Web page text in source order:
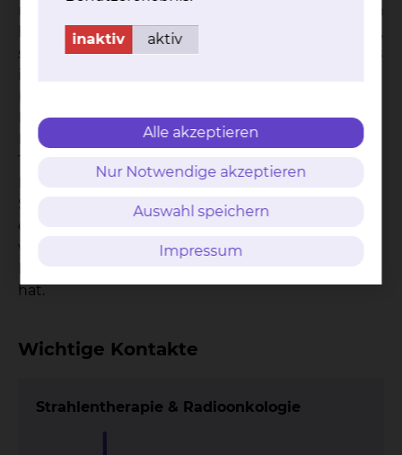
her. Sind Sie nicht auf einer Station in Behandlung,
sondern kommen immer wieder von zu Hause aus
Medizinische Versorgungszentrum (MVZ) wenden.
Hier unterstützt Sie Herr Dr. Wagner aus unserem
Team bei Problemen oder Schwierigkeiten, was
Ihre Krebserkrankung betrifft. Im Einzelfall können
Sie auch nach Ihrer Behandlung auf der Station
ein oder zwei Nachfolgetermine mit dem Kollegen
vereinbaren, der bereits während des
hat.
Wichtige Kontakte
Strahlentherapie & Radioonkologie
inaktiv aktiv
Alle akzeptieren
Nur Notwendige akzeptieren
Auswahl speichern
Impressum